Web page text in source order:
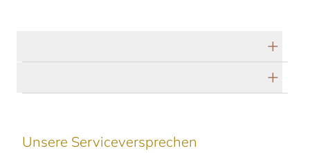
Unsere Serviceversprechen